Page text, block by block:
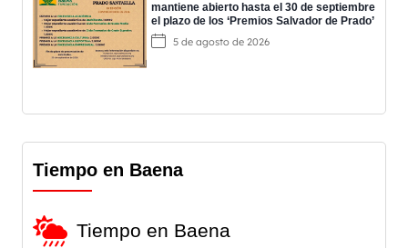
mantiene abierto hasta el 30 de septiembre
el plazo de los ‘Premios Salvador de Prado’
5 de agosto de 2026
Tiempo en Baena
Tiempo en Baena